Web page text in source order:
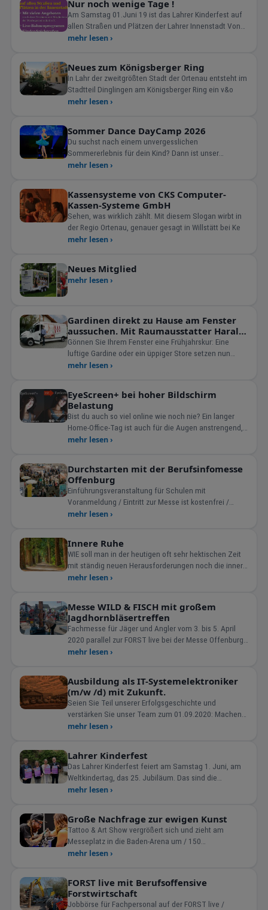
Nur noch wenige Tage !
Am Samstag 01.Juni 19 ist das Lahrer Kinderfest auf
allen Straßen und Plätzen der Lahrer Innenstadt Von
10-1
mehr lesen ›
Neues zum Königsberger Ring
In Lahr der zweitgrößten Stadt der Ortenau entsteht im
Stadtteil Dinglingen am Königsberger Ring ein v&o
mehr lesen ›
Sommer Dance DayCamp 2026
Du suchst nach einem unvergesslichen
Sommererlebnis für dein Kind? Dann ist unser
Sommer Dance Camp genau das Richtige!
mehr lesen ›
Kassensysteme von CKS Computer-
Kassen-Systeme GmbH
Sehen, was wirklich zählt. Mit diesem Slogan wirbt in
der Regio Ortenau, genauer gesagt in Willstätt bei Ke
mehr lesen ›
Neues Mitglied
mehr lesen ›
Gardinen direkt zu Hause am Fenster
aussuchen. Mit Raumausstatter Harald
Geweke Offenburg.
Gönnen Sie Ihrem Fenster eine Frühjahrskur: Eine
luftige Gardine oder ein üppiger Store setzen nun
frische Akzente im Wohnbereich. Mit den neuen
mehr lesen ›
EyeScreen+ bei hoher Bildschirm
Belastung
Bist du auch so viel online wie noch nie? Ein langer
Home-Office-Tag ist auch für die Augen anstrengend,
die dauer
mehr lesen ›
Durchstarten mit der Berufsinfomesse
Offenburg
Einführungsveranstaltung für Schulen mit
Voranmeldung / Eintritt zur Messe ist kostenfrei /
Infotag für O
mehr lesen ›
Innere Ruhe
WIE soll man in der heutigen oft sehr hektischen Zeit
mit ständig neuen Herausforderungen noch die innere
Ruhe be
mehr lesen ›
Messe WILD & FISCH mit großem
Jagdhornbläsertreffen
Fachmesse für Jäger und Angler vom 3. bis 5. April
2020 parallel zur FORST live bei der Messe Offenburg
Off
mehr lesen ›
Ausbildung als IT-Systemelektroniker
(m/w /d) mit Zukunft.
Seien Sie Teil unserer Erfolgsgeschichte und
verstärken Sie unser Team zum 01.09.2020: Machen
Sie einen starken
mehr lesen ›
Lahrer Kinderfest
Das Lahrer Kinderfest feiert am Samstag 1. Juni, am
Weltkindertag, das 25. Jubiläum. Das sind die
Organisatoren, d
mehr lesen ›
Große Nachfrage zur ewigen Kunst
Tattoo & Art Show vergrößert sich und zieht am
Messeplatz in die Baden-Arena um / 150
internationale Tatt
mehr lesen ›
FORST live mit Berufsoffensive
Forstwirtschaft
Jobbörse für Fachpersonal auf der FORST live /